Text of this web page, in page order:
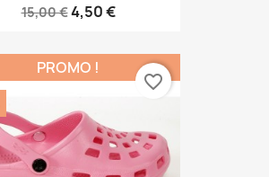
15,00 €4,50 €
PROMO !
favorite_border